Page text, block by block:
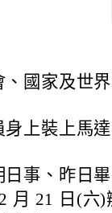
國家及世
上裝上馬
事、昨日
月 21 日(六)